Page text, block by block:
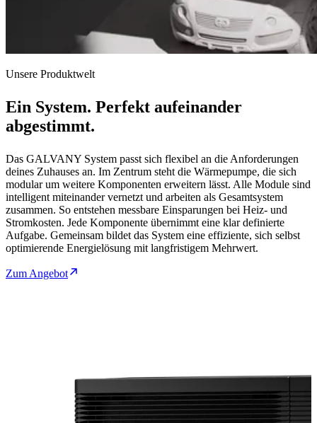
Unsere Produktwelt
Ein System. Perfekt aufeinander
abgestimmt.
Das GALVANY System passt sich flexibel an die Anforderungen
deines Zuhauses an. Im Zentrum steht die Wärmepumpe, die sich
modular um weitere Komponenten erweitern lässt. Alle Module sind
intelligent miteinander vernetzt und arbeiten als Gesamtsystem
zusammen. So entstehen messbare Einsparungen bei Heiz- und
Stromkosten. Jede Komponente übernimmt eine klar definierte
Aufgabe. Gemeinsam bildet das System eine effiziente, sich selbst
optimierende Energielösung mit langfristigem Mehrwert.
Zum Angebot